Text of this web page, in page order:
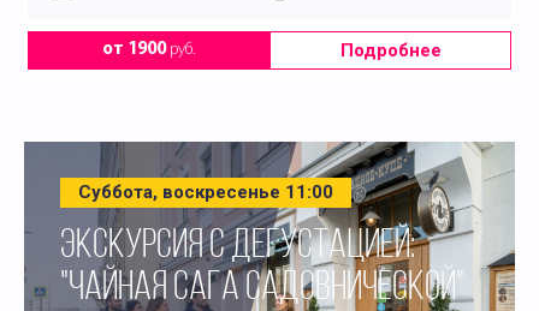
от 1900руб. Подробнее
Суббота, воскресенье 11:00
ЭКСКУРСИЯ С ДЕГУСТАЦИЕЙ:
"ЧАЙНАЯ САГА САДОВНИЧЕСКОЙ"